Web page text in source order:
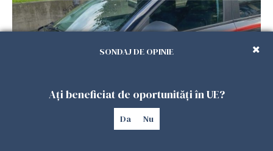
SONDAJ DE OPINIE
Ați beneficiat de oportunități în UE?
Da Nu